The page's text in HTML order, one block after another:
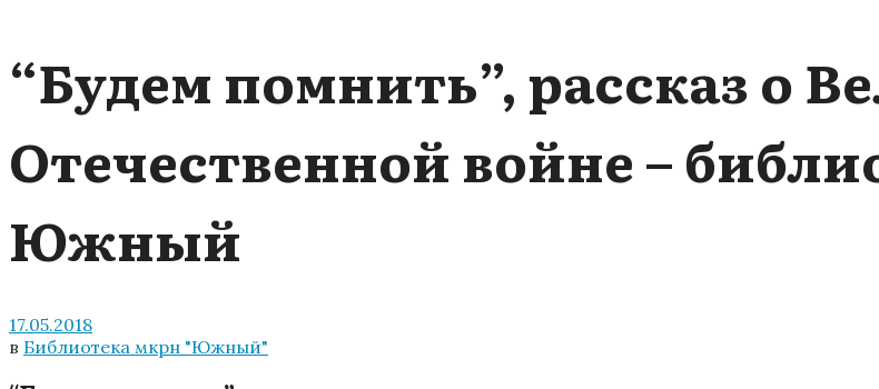
“Будем помнить”, рассказ о
Отечественной войне –
Южный
17.05.2018
в Библиотека мкрн "Южный"